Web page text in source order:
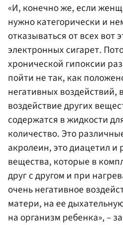
«И, конечно же, если
нужно категорически и
отказываться от всех вот
электронных сигарет.
хронической гипоксии
пойти не так, как
негативных воздействий,
воздействие других
содержатся в жидкости
количество. Это
акролеин, это диацетил и
вещества, которые в
друг с другом и при
очень негативное
матери, на ее
на организм ребенка», –